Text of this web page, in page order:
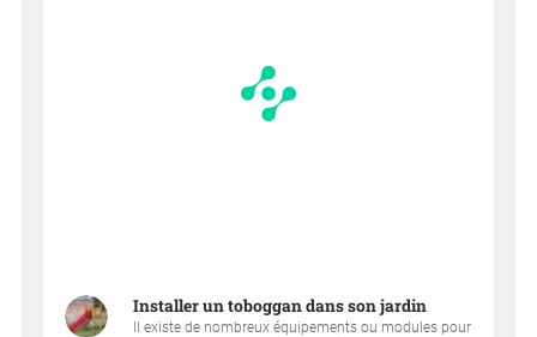
Installer un toboggan dans son jardin
Il existe de nombreux équipements ou modules pour